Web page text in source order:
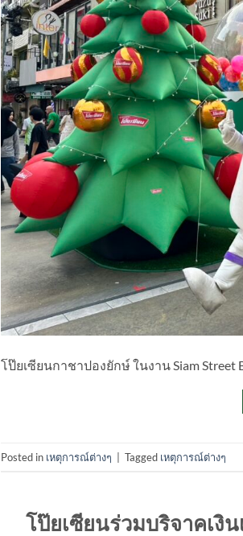
โป๊ยเซียนกาชาปองยักษ์ ในงาน Siam Street
Posted in เหตุการณ์ต่างๆ Tagged เหตุการณ์ต่างๆ
โป๊ยเซียนร่วมบริจาคเงิ